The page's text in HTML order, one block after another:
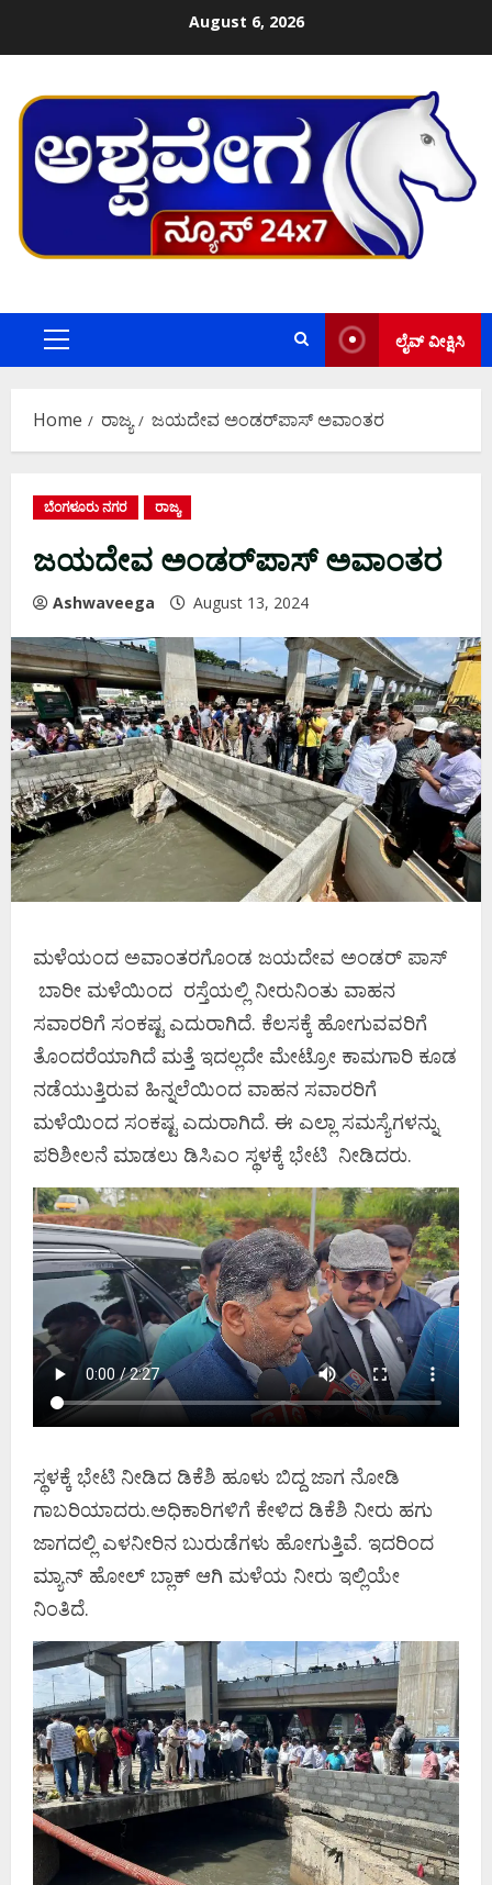
August 6, 2026
Primary
ಲೈವ್ ವೀಕ್ಷಿಸಿ
Home ರಾಜ್ಯ ಜಯದೇವ ಅಂಡರ್‌ಪಾಸ್‌ ಅವಾಂತರ
ಬೆಂಗಳೂರು ನಗರ ರಾಜ್ಯ
ಜಯದೇವ ಅಂಡರ್‌ಪಾಸ್‌ ಅವಾಂತರ
Ashwaveega August 13, 2024
ಮಳೆಯಂದ ಅವಾಂತರಗೊಂಡ ಜಯದೇವ ಅಂಡರ್‌ ಪಾಸ್‌
ಬಾರೀ ಮಳೆಯಿಂದ ರಸ್ತೆಯಲ್ಲಿ ನೀರುನಿಂತು ವಾಹನ
ಸವಾರರಿಗೆ ಸಂಕಷ್ಟ ಎದುರಾಗಿದೆ. ಕೆಲಸಕ್ಕೆ ಹೋಗುವವರಿಗೆ
ತೊಂದರೆಯಾಗಿದೆ ಮತ್ತೆ ಇದಲ್ಲದೇ ಮೇಟ್ರೋ ಕಾಮಗಾರಿ ಕೂಡ
ನಡೆಯುತ್ತಿರುವ ಹಿನ್ನಲೆಯಿಂದ ವಾಹನ ಸವಾರರಿಗೆ
ಮಳೆಯಿಂದ ಸಂಕಷ್ಟ ಎದುರಾಗಿದೆ. ಈ ಎಲ್ಲಾ ಸಮಸ್ಯೆಗಳನ್ನು
ಪರಿಶೀಲನೆ ಮಾಡಲು ಡಿಸಿಎಂ ಸ್ಥಳಕ್ಕೆ ಭೇಟಿ ನೀಡಿದರು.
ಸ್ಥಳಕ್ಕೆ ಭೇಟಿ ನೀಡಿದ ಡಿಕೆಶಿ ಹೂಳು ಬಿದ್ದ ಜಾಗ ನೋಡಿ
ಗಾಬರಿಯಾದರು.ಅಧಿಕಾರಿಗಳಿಗೆ ಕೇಳಿದ ಡಿಕೆಶಿ ನೀರು ಹಗು
ಜಾಗದಲ್ಲಿ ಎಳನೀರಿನ ಬುರುಡೆಗಳು ಹೋಗುತ್ತಿವೆ. ಇದರಿಂದ
ಮ್ಯಾನ್‌ ಹೋಲ್‌ ಬ್ಲಾಕ್‌ ಆಗಿ ಮಳೆಯ ನೀರು ಇಲ್ಲಿಯೇ
ನಿಂತಿದೆ.